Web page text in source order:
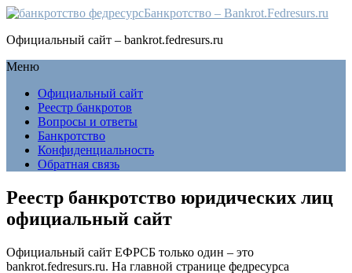
Банкротство – Bankrot.Fedresurs.ru
Официальный сайт – bankrot.fedresurs.ru
Меню
Официальный сайт
Реестр банкротов
Вопросы и ответы
Банкротство
Конфиденциальность
Обратная связь
Реестр банкротство юридических лиц
официальный сайт
Официальный сайт ЕФРСБ только один – это
bankrot.fedresurs.ru. На главной странице федресурса